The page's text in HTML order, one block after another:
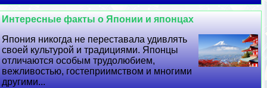
Интересные факты о Японии и японцах
Япония никогда не переставала удивлять
своей культурой и традициями. Японцы
отличаются особым трудолюбием,
вежливостью, гостеприимством и многими
другими...